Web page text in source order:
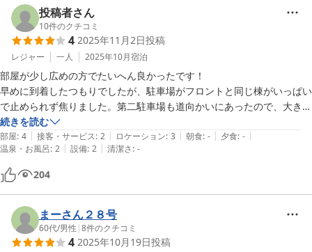
投稿者さん
10件のクチコミ
4 2025年11月2日投稿
レジャー 一人 2025年10月宿泊
部屋が少し広めの方でたいへん良かったです！
早めに到着したつもりでしたが、駐車場がフロントと同じ棟がいっぱい
で止められず焦りました。第二駐車場も道向かいにあったので、大きな
トラブルにはなりませんでしたが、いずれにせよ部屋からは遠くなるの
で、荷物は多くならないように注意します。工事現場も近くにあったの
でタイミング悪かったかな。
要望ですが、小さいタオル２枚あると嬉しいです。
続きを読む
部屋: 4 | 接客・サービス: 2 | ロケーション: 3 | 朝食: - | 夕食: - |
温泉・お風呂: 2 | 設備: 2 | 清潔さ: -
204
まーさん２８号
60代/男性 |8件のクチコミ
4 2025年10月19日投稿